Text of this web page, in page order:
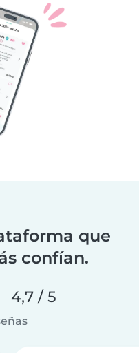
que
confían.
4,7 / 5